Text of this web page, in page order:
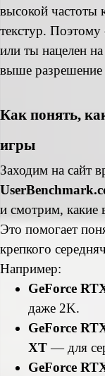
высокой частоты
текстур. Поэтому
или ты нацелен
выше
Как понять,
игры
Заходим на сайт
и смотрим, какие
Это помогает
крепкого
Например:
GeForce
даже 2K.
GeForce
XT—для
GeForce